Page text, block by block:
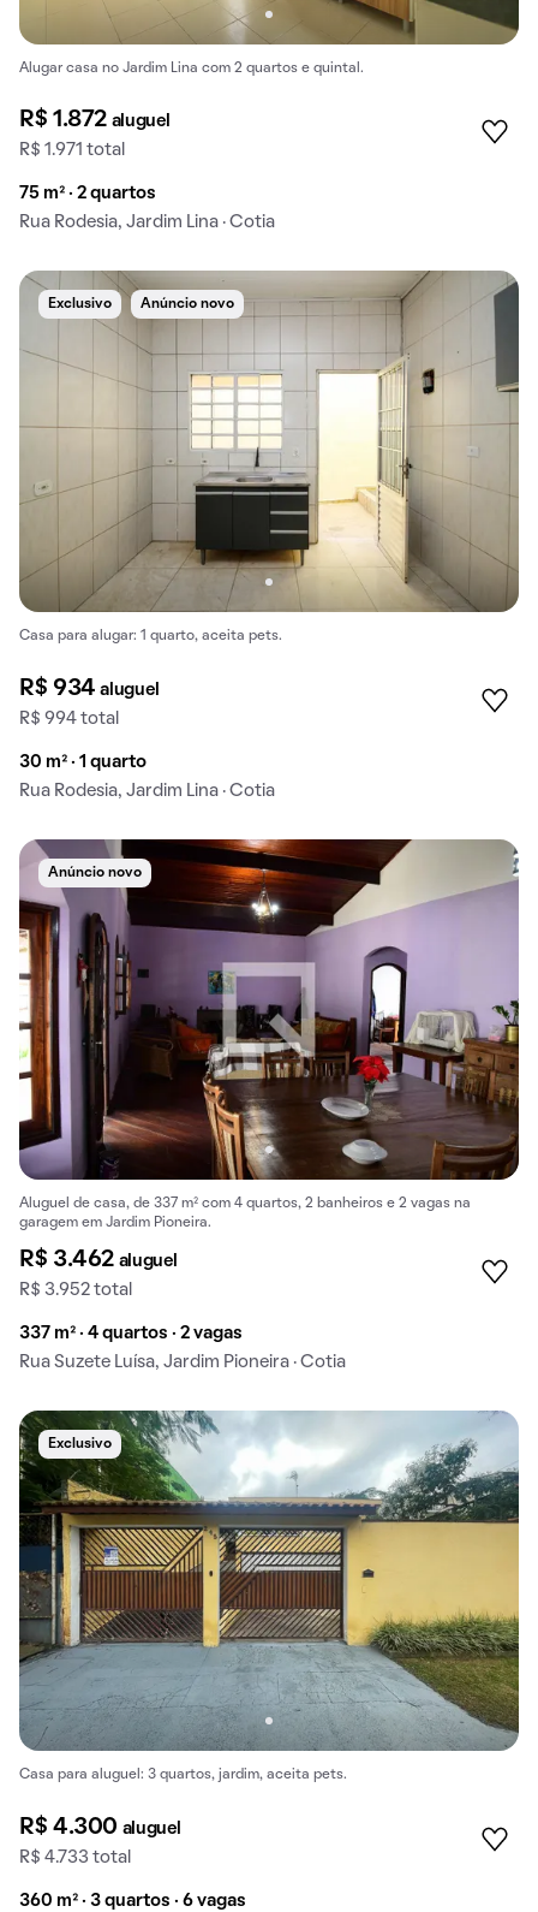
Alugar casa no Jardim Lina com 2 quartos e quintal.
R$ 1.872 aluguel
R$ 1.971 total
75 m² · 2 quartos
Rua Rodesia, Jardim Lina · Cotia
Exclusivo Anúncio novo
Casa para alugar: 1 quarto, aceita pets.
R$ 934aluguel
R$ 994 total
30 m² · 1 quarto
Rua Rodesia, Jardim Lina · Cotia
Anúncio novo
Aluguel de casa, de 337 m² com 4 quartos, 2 banheiros e 2 vagas na
garagem em Jardim Pioneira.
R$ 3.462 aluguel
R$ 3.952 total
337 m² · 4 quartos · 2 vagas
Rua Suzete Luísa, Jardim Pioneira · Cotia
Exclusivo
Casa para aluguel: 3 quartos, jardim, aceita pets.
R$ 4.300 aluguel
R$ 4.733 total
360 m² · 3 quartos · 6 vagas